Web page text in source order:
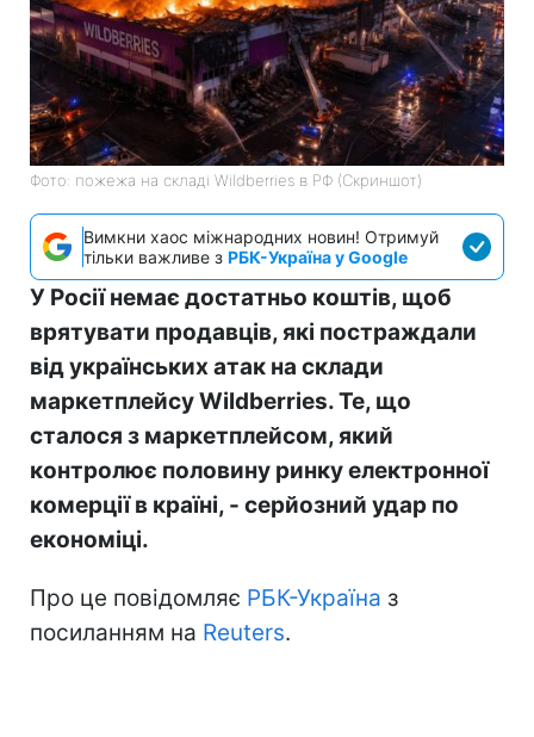
Фото: пожежа на складі Wildberries в РФ (Скриншот)
Вимкни хаос міжнародних новин! Отримуй
тільки важливе з РБК-Україна у Google
У Росії немає достатньо коштів, щоб
врятувати продавців, які постраждали
від українських атак на склади
маркетплейсу Wildberries. Те, що
сталося з маркетплейсом, який
контролює половину ринку електронної
комерції в країні, - серйозний удар по
економіці.
Про це повідомляє РБК-Україна з
посиланням на Reuters.